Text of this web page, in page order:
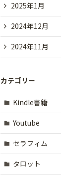
2025年1月
2024年12月
2024年11月
カテゴリー
Kindle書籍
Youtube
セラフィム
タロット